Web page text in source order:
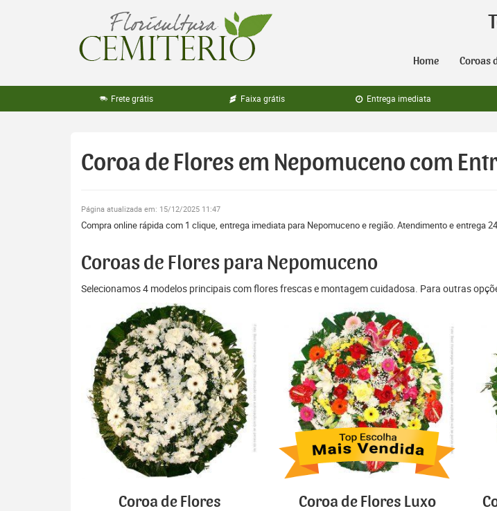
Home Coroas
Frete grátis Faixa grátis Entrega imediata
Coroa de Flores em Nepomuceno com
Página atualizada em: 15/12/2025 11:47
Compra online rápida com 1 clique, entrega imediata para Nepomuceno e região. Atendimento e entrega
Coroas de Flores para Nepomuceno
Selecionamos 4 modelos principais com flores frescas e montagem cuidadosa. Para outras
Coroa de Flores
Coroa de Flores Luxo